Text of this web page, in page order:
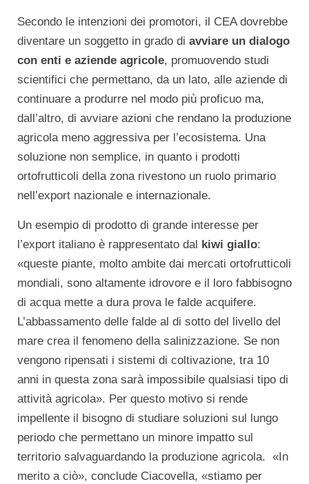
Secondo le intenzioni dei promotori, il CEA dovrebbe
diventare un soggetto in grado di avviare un dialogo
con enti e aziende agricole, promuovendo studi
scientifici che permettano, da un lato, alle aziende di
continuare a produrre nel modo più proficuo ma,
dall’altro, di avviare azioni che rendano la produzione
agricola meno aggressiva per l’ecosistema. Una
soluzione non semplice, in quanto i prodotti
ortofrutticoli della zona rivestono un ruolo primario
nell’export nazionale e internazionale.
Un esempio di prodotto di grande interesse per
l’export italiano è rappresentato dal kiwi giallo:
«queste piante, molto ambite dai mercati ortofrutticoli
mondiali, sono altamente idrovore e il loro fabbisogno
di acqua mette a dura prova le falde acquifere.
L’abbassamento delle falde al di sotto del livello del
mare crea il fenomeno della salinizzazione. Se non
vengono ripensati i sistemi di coltivazione, tra 10
anni in questa zona sarà impossibile qualsiasi tipo di
attività agricola». Per questo motivo si rende
impellente il bisogno di studiare soluzioni sul lungo
periodo che permettano un minore impatto sul
territorio salvaguardando la produzione agricola. «In
merito a ciò», conclude Ciacovella, «stiamo per